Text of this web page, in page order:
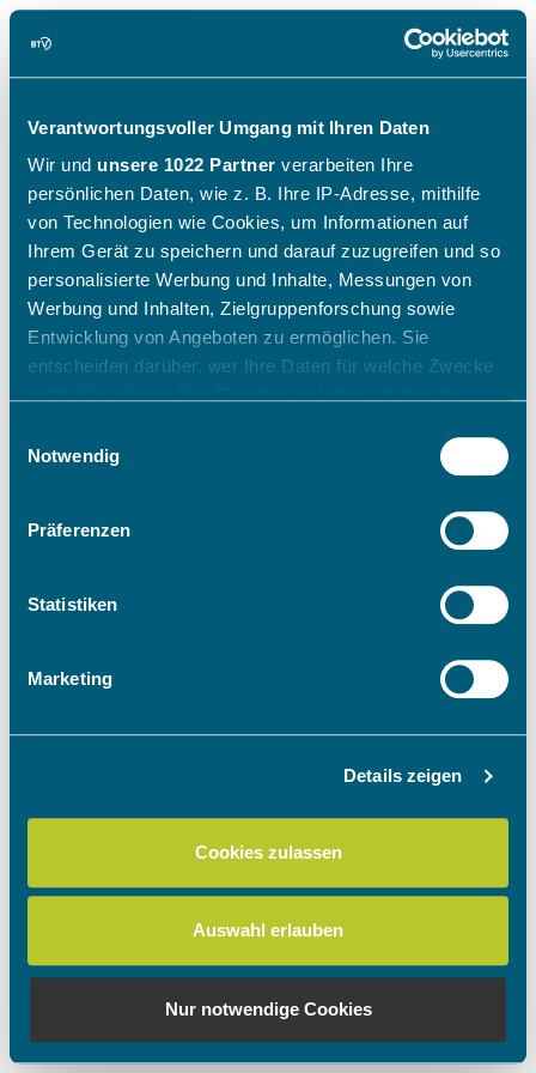
Verantwortungsvoller Umgang mit Ihren Daten
Wir und unsere 1022 Partner verarbeiten Ihre
persönlichen Daten, wie z. B. Ihre IP-Adresse, mithilfe
von Technologien wie Cookies, um Informationen auf
Ihrem Gerät zu speichern und darauf zuzugreifen und so
personalisierte Werbung und Inhalte, Messungen von
Werbung und Inhalten, Zielgruppenforschung sowie
Entwicklung von Angeboten zu ermöglichen. Sie
entscheiden darüber, wer Ihre Daten für welche Zwecke
Trigger Symbol ändern oder widerrufen
Informationen über Ihre geografische Lage
können
bestimmten Merkmalen (Fingerprinting) identifizieren
Erfahren Sie mehr darüber, wie Ihre persönlichen Daten
zu können und die Zugriffe auf unsere Website zu
analysieren. Außerdem geben wir Informationen zu Ihrer
Verwendung unserer Website an unsere Partner für
Partner führen diese Informationen möglicherweise mit
weiteren Daten zusammen, die Sie ihnen bereitgestellt
haben oder die sie im Rahmen Ihrer Nutzung der Dienste
gesammelt haben.
Notwendig
Präferenzen
Statistiken
Marketing
Details zeigen
Cookies zulassen
Auswahl erlauben
Nur notwendige Cookies